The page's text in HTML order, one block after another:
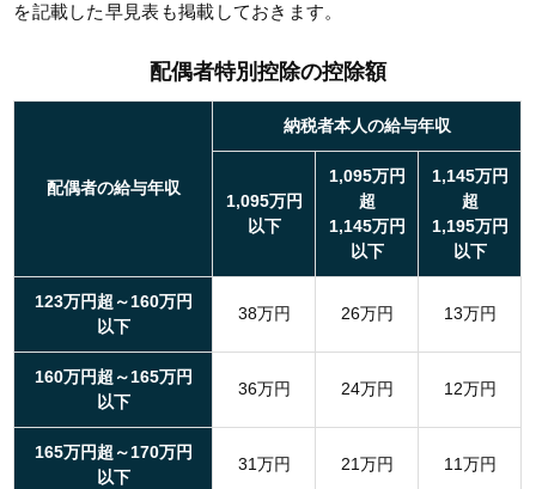
を記載した早見表も掲載しておきます。
配偶者特別控除の控除額
配偶者の給与年収
納税者本人の給与年収
1,095万円
以下
1,095万円
超
1,145万円
以下
1,145万円
超
1,195万円
以下
123万円超～160万円
以下
38万円 26万円 13万円
160万円超～165万円
以下
36万円 24万円 12万円
165万円超～170万円
以下
31万円 21万円 11万円